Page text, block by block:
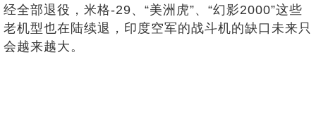
经全部退役，米格-29、“美洲虎”、“幻影2000”这些
老机型也在陆续退，印度空军的战斗机的缺口未来只
会越来越大。